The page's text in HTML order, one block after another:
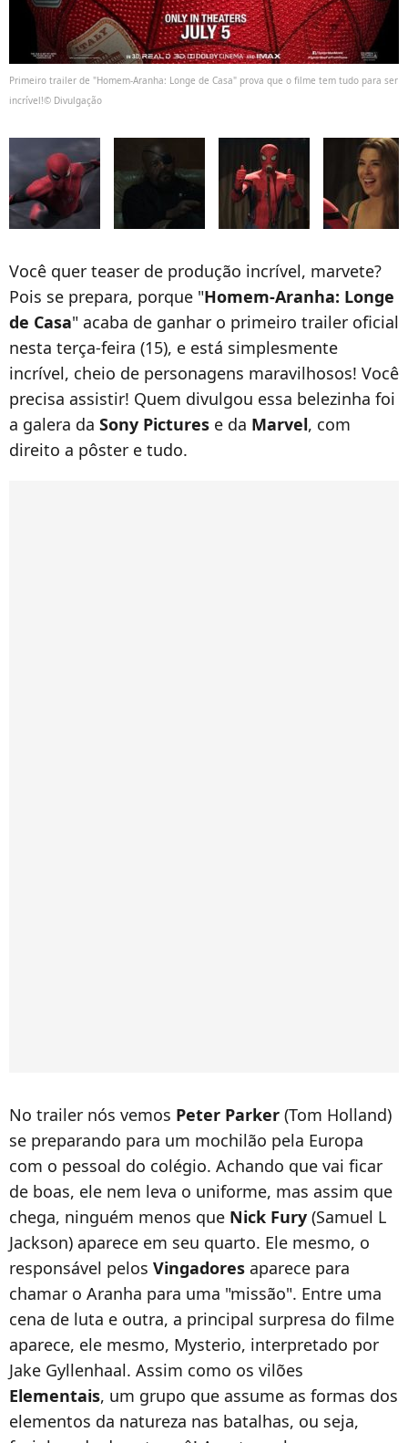
Primeiro trailer de "Homem-Aranha: Longe de Casa" prova que o filme tem tudo para ser
incrível!© Divulgação
Você quer teaser de produção incrível, marvete?
Pois se prepara, porque "Homem-Aranha: Longe
de Casa" acaba de ganhar o primeiro trailer oficial
nesta terça-feira (15), e está simplesmente
incrível, cheio de personagens maravilhosos! Você
precisa assistir! Quem divulgou essa belezinha foi
a galera da Sony Pictures e da Marvel, com
direito a pôster e tudo.
No trailer nós vemos Peter Parker (Tom Holland)
se preparando para um mochilão pela Europa
com o pessoal do colégio. Achando que vai ficar
de boas, ele nem leva o uniforme, mas assim que
chega, ninguém menos que Nick Fury (Samuel L
Jackson) aparece em seu quarto. Ele mesmo, o
responsável pelos Vingadores aparece para
chamar o Aranha para uma "missão". Entre uma
cena de luta e outra, a principal surpresa do filme
aparece, ele mesmo, Mysterio, interpretado por
Jake Gyllenhaal. Assim como os vilões
Elementais, um grupo que assume as formas dos
elementos da natureza nas batalhas, ou seja,